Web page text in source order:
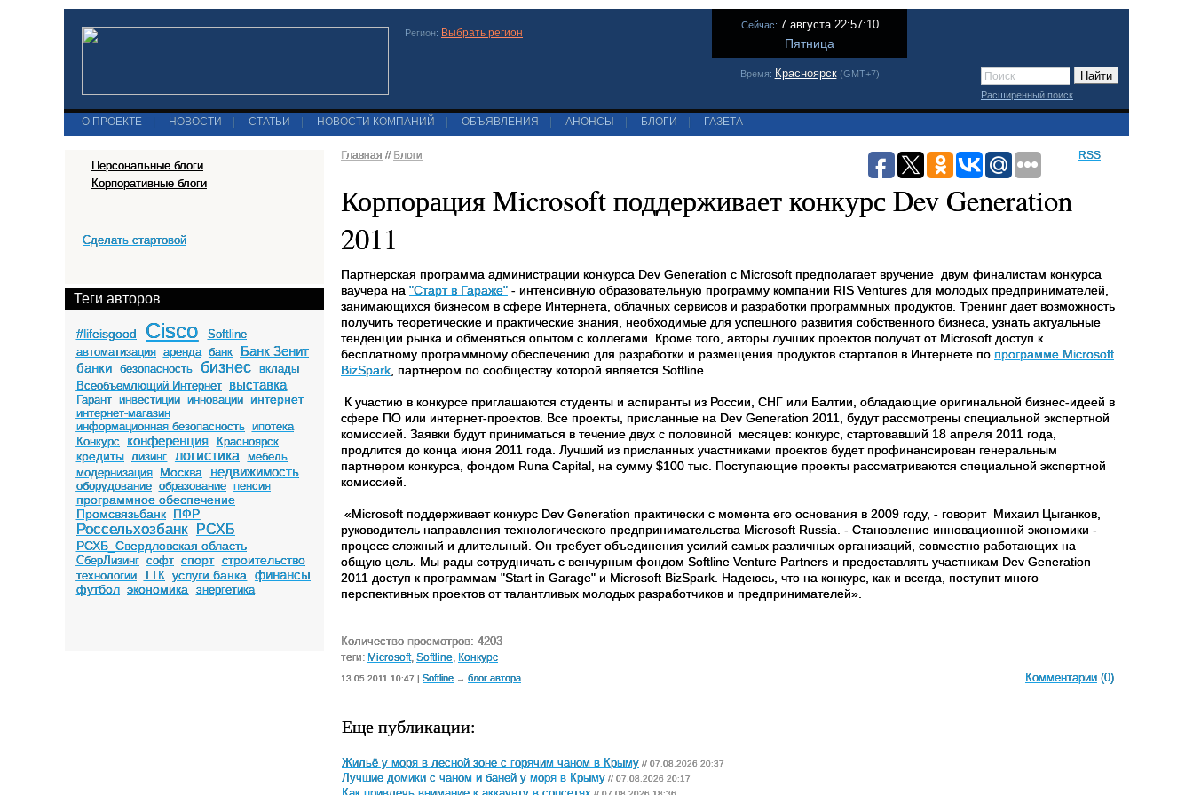
Регион: Выбрать регион
Сейчас: 7 августа 22:57:10
Пятница
Время: Красноярск(GMT+7)
Расширенный поиск
О ПРОЕКТЕ НОВОСТИ СТАТЬИ НОВОСТИ КОМПАНИЙ ОБЪЯВЛЕНИЯ АНОНСЫ БЛОГИ ГАЗЕТА
Персональные блоги
Корпоративные блоги
Сделать стартовой
Теги авторов
#lifeisgood Cisco
Softline
автоматизация аренда банк
Банк Зенит
банки безопасность бизнес
вклады
Всеобъемлющий Интернет
выставка
Гарант инвестиции инновации интернет
интернет-магазин
информационная безопасность ипотека
Конкурс
конференция Красноярск
кредиты лизинг логистика
мебель
модернизация
Москва недвижимость
оборудование образование пенсия
программное обеспечение
Промсвязьбанк ПФР
Россельхозбанк РСХБ
РСХБ_Свердловская область
СберЛизинг софт спорт строительство
технологии ТТК услуги банка финансы
футбол экономика энергетика
Главная // Блоги RSS
Корпорация Microsoft поддерживает конкурс Dev Generation
2011
Партнерская программа администрации конкурса Dev Generation с Microsoft предполагает вручение двум финалистам конкурса
ваучера на "Старт в Гараже" - интенсивную образовательную программу компании RIS Ventures для молодых предпринимателей,
занимающихся бизнесом в сфере Интернета, облачных сервисов и разработки программных продуктов. Тренинг дает возможность
получить теоретические и практические знания, необходимые для успешного развития собственного бизнеса, узнать актуальные
тенденции рынка и обменяться опытом с коллегами. Кроме того, авторы лучших проектов получат от Microsoft доступ к
бесплатному программному обеспечению для разработки и размещения продуктов стартапов в Интернете по программе Microsoft
BizSpark , партнером по сообществу которой является Softline.
К участию в конкурсе приглашаются студенты и аспиранты из России, СНГ или Балтии, обладающие оригинальной бизнес-идеей в
сфере ПО или интернет-проектов. Все проекты, присланные на Dev Generation 2011, будут рассмотрены специальной экспертной
комиссией. Заявки будут приниматься в течение двух с половиной месяцев: конкурс, стартовавший 18 апреля 2011 года,
продлится до конца июня 2011 года. Лучший из присланных участниками проектов будет профинансирован генеральным
партнером конкурса, фондом Runa Capital, на сумму $100 тыс. Поступающие проекты рассматриваются специальной экспертной
комиссией.
«Microsoft поддерживает конкурс Dev Generation практически с момента его основания в 2009 году, - говорит Михаил Цыганков,
руководитель направления технологического предпринимательства Microsoft Russia. - Становление инновационной экономики -
процесс сложный и длительный. Он требует объединения усилий самых различных организаций, совместно работающих на
общую цель. Мы рады сотрудничать с венчурным фондом Softline Venture Partners и предоставлять участникам Dev Generation
2011 доступ к программам "Start in Garage" и Microsoft BizSpark. Надеюсь, что на конкурс, как и всегда, поступит много
перспективных проектов от талантливых молодых разработчиков и предпринимателей».
Количество просмотров: 4203
теги: Microsoft, Softline Конкурс
13.05.2011 10:47 | Softline → блог автора Комментарии (0)
Еще публикации:
Жильё у моря в лесной зоне с горячим чаном в Крыму // 07.08.2026 20:37
Лучшие домики с чаном и баней у моря в Крыму // 07.08.2026 20:17